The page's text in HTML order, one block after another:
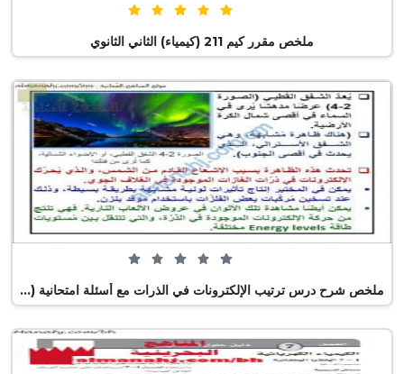
5 من 5 (1 تصويت)
ملخص مقرر كيم 211 (كيمياء) الثاني الثانوي
0 من 5 (0 تصويت)
ملخص شرح درس ترتيب الإلكترونات في الذرات مع أسئلة امتحانية (كيمياء) التاسع